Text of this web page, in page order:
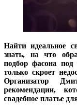
Найти идеальное
знать, на что
подбор фасона
только скроет
Организатор
рекомендации,
свадебное платье